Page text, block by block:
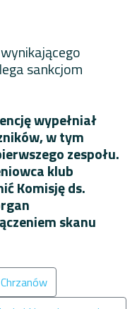
sankcjom
wypełniał
w tym
zespołu.
klub
Komisję ds.
skanu